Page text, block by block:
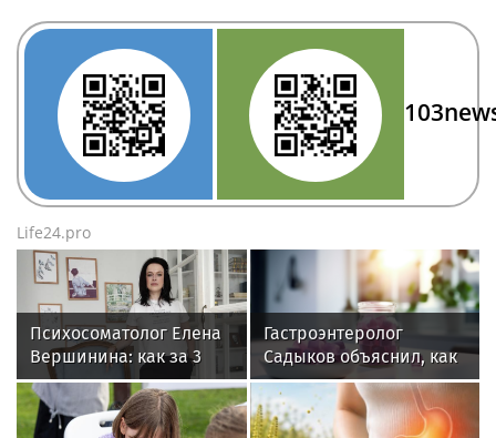
Life24.pro
Психосоматолог Елена
Вершинина: как за 3
минуты вернуть себе
равновесие
Гастроэнтеролог
Садыков объяснил, как
сахар в рационе
ускоряет изнашивание
тканей